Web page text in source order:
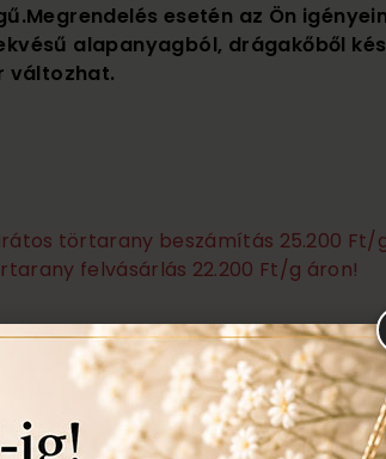
esetén az Ön
alapanyagból, drágakőből
változhat.
törtarany beszámítás 25.200 Ft/
felvásárlás 22.200 Ft/g áron!
Ezen felül még:
tisztítás, polírozás
állítás